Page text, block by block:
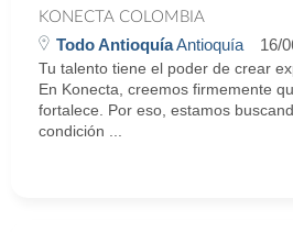
KONECTA COLOMBIA
Todo AntioquíaAntioquía 16/
Tu talento tiene el poder de crear
En Konecta, creemos firmemente
fortalece. Por eso, estamos
condición ...